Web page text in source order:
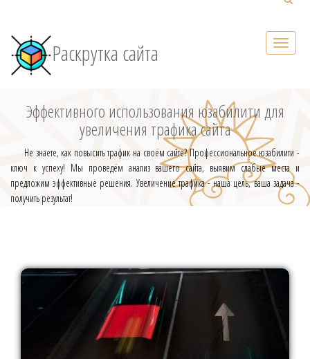
Раскрутка сайта
Эффективного использования юзабилити для
увеличения трафика сайта
Не знаете, как повысить трафик на своём сайте? Профессиональное юзабилити -
ключ к успеху! Мы проведём анализ вашего сайта, выявим слабые места и
предложим эффективные решения. Увеличение трафика - наша цель, ваша задача -
получить результат!